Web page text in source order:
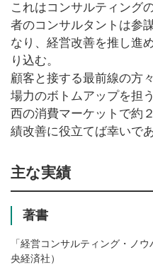
これはコンサルティング
者のコンサルタントは参
なり、経営改善を推し進
り込む。
顧客と接する最前線の方
場力のボトムアップを担
西の消費マーケットで約
績改善に役立てば幸いであ
主な実績
著書
「経営コンサルティング・
央経済社）